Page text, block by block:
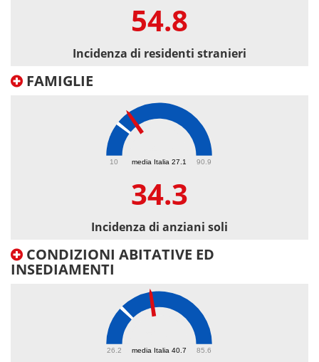
54.8
Incidenza di residenti stranieri
FAMIGLIE
media Italia 27.1
10 90.9
34.3
Incidenza di anziani soli
CONDIZIONI ABITATIVE ED
INSEDIAMENTI
media Italia 40.7
26.2 85.6